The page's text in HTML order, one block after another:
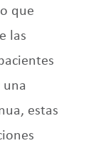
que
las
una
estas